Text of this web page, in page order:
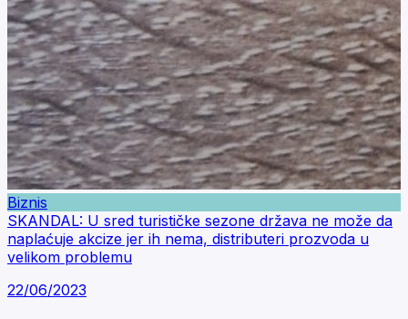
Biznis
SKANDAL: U sred turističke sezone država ne može da
naplaćuje akcize jer ih nema, distributeri prozvoda u
velikom problemu
22/06/2023